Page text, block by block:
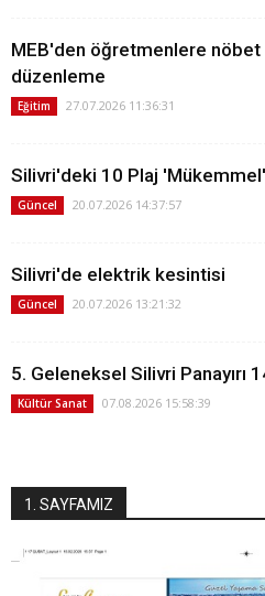
MEB'den öğretmenlere nöbet
düzenleme
Eğitim 27.07.2026 11:36:31
Silivri'deki 10 Plaj 'Mükemmel'
Güncel 20.07.2026 14:37:57
Silivri'de elektrik kesintisi
Güncel 20.07.2026 13:21:32
5. Geleneksel Silivri Panayırı
Kültür Sanat 07.08.2026 15:58:39
1. SAYFAMIZ